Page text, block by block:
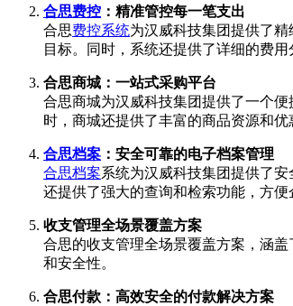
合思费控 ：精准管控每一笔支出
合思费控系统为汉威科技集团提供了
目标。同时，系统还提供了详细的费
合思商城：一站式采购平台
合思商城为汉威科技集团提供了一个
时，商城还提供了丰富的商品资源和优
合思档案 ：安全可靠的电子档案管理
合思档案系统为汉威科技集团提供了
还提供了强大的查询和检索功能，方便
收支管理全场景覆盖方案
合思的收支管理全场景覆盖方案，涵
和安全性。
合思付款：高效安全的付款解决方案